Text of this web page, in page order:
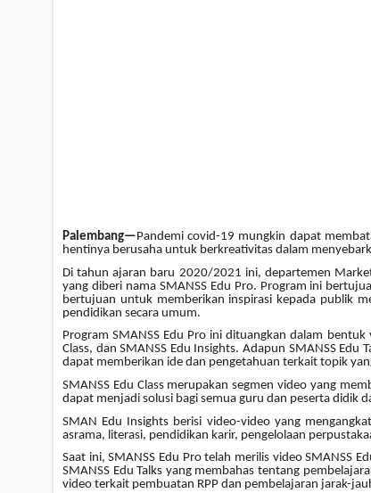
Palembang—Pandemi covid-19 mungkin dapat
hentinya berusaha untuk berkreativitas dalam
Di tahun ajaran baru 2020/2021 ini, departemen
yang diberi nama SMANSS Edu Pro. Program ini
bertujuan untuk memberikan inspirasi kepada publik
pendidikan secara umum.
Program SMANSS Edu Pro ini dituangkan dalam
Class, dan SMANSS Edu Insights. Adapun SMANSS Edu
dapat memberikan ide dan pengetahuan terkait topik
SMANSS Edu Class merupakan segmen video yang
dapat menjadi solusi bagi semua guru dan peserta didik
SMAN Edu Insights berisi video-video yang
asrama, literasi, pendidikan karir, pengelolaan
Saat ini, SMANSS Edu Pro telah merilis video SMANSS
SMANSS Edu Talks yang membahas tentang
video terkait pembuatan RPP dan pembelajaran jarak-